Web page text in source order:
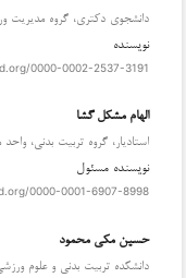
دانشجوی دکتری، گروه مدیریت
نویسنده
0000-0002-2537-3191
الهام مشکل گشا
استادیار، گروه تربیت بدنی، واحد
نویسنده مسئول
0000-0001-6907-8998
حسین مکی محمود
دانشکده تربیت بدنی و علوم
دانلودها